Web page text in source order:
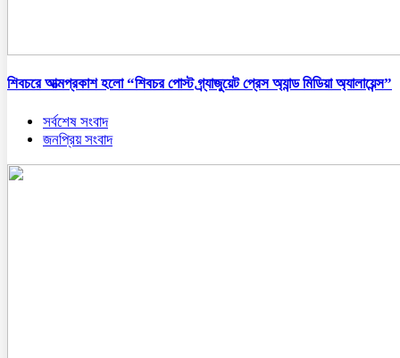
শিবচরে আত্মপ্রকাশ হলো “শিবচর পোস্ট গ্র্যাজুয়েট প্রেস অ্যান্ড মিডিয়া অ্যালায়েন্স”
সর্বশেষ সংবাদ
জনপ্রিয় সংবাদ